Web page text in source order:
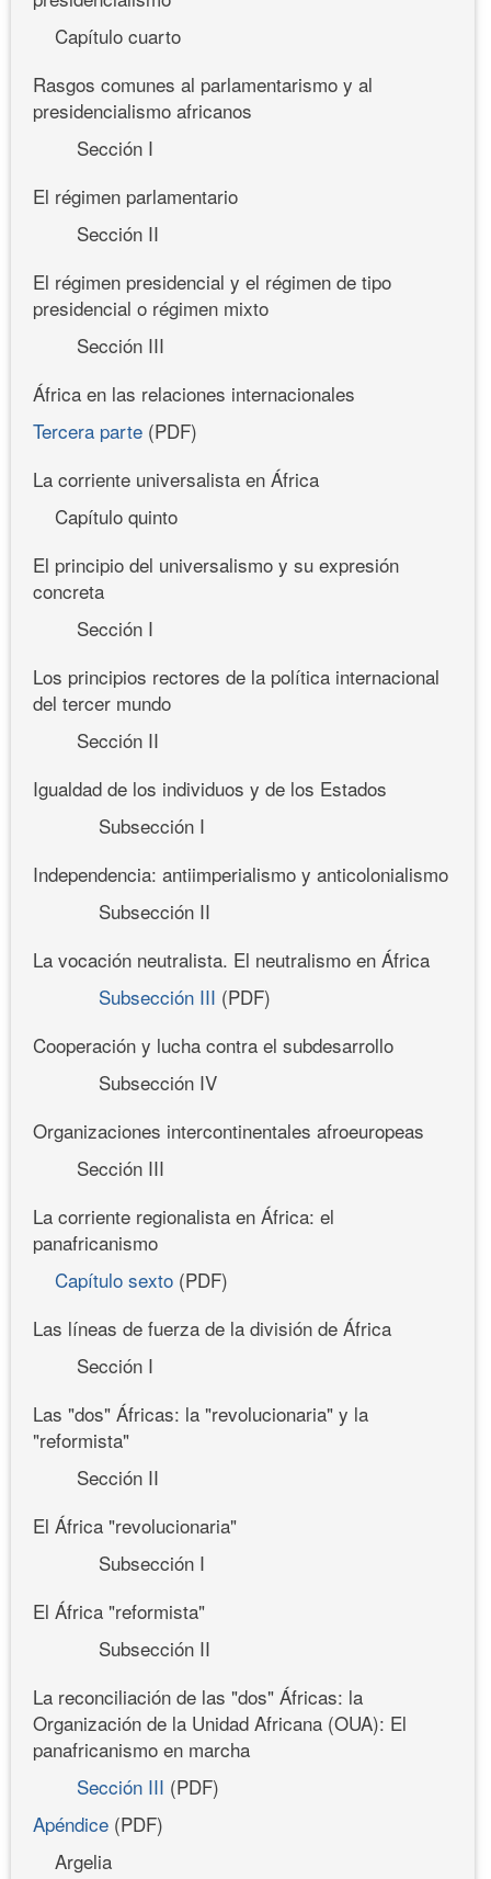
Capítulo cuarto
Rasgos comunes al parlamentarismo y al
presidencialismo africanos
Sección I
El régimen parlamentario
Sección II
El régimen presidencial y el régimen de tipo
presidencial o régimen mixto
Sección III
África en las relaciones internacionales
Tercera parte (PDF)
La corriente universalista en África
Capítulo quinto
El principio del universalismo y su expresión
concreta
Sección I
Los principios rectores de la política internacional
del tercer mundo
Sección II
Igualdad de los individuos y de los Estados
Subsección I
Independencia: antiimperialismo y anticolonialismo
Subsección II
La vocación neutralista. El neutralismo en África
Subsección III (PDF)
Cooperación y lucha contra el subdesarrollo
Subsección IV
Organizaciones intercontinentales afroeuropeas
Sección III
La corriente regionalista en África: el
panafricanismo
Capítulo sexto (PDF)
Las líneas de fuerza de la división de África
Sección I
Las "dos" Áfricas: la "revolucionaria" y la
"reformista"
Sección II
El África "revolucionaria"
Subsección I
El África "reformista"
Subsección II
La reconciliación de las "dos" Áfricas: la
Organización de la Unidad Africana (OUA): El
panafricanismo en marcha
Sección III (PDF)
Apéndice (PDF)
Argelia